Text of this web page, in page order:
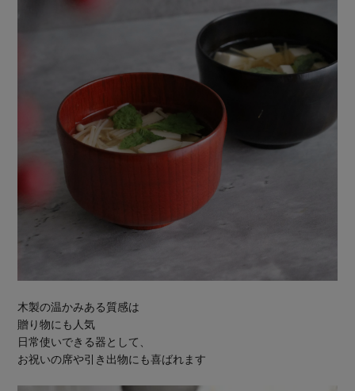
木製の温かみある質感は
贈り物にも人気
日常使いできる器として、
お祝いの席や引き出物にも喜ばれます